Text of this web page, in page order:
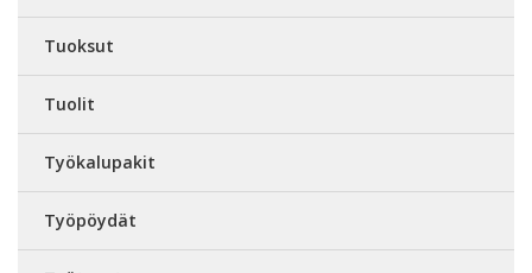
Tuoksut
Tuolit
Työkalupakit
Työpöydät